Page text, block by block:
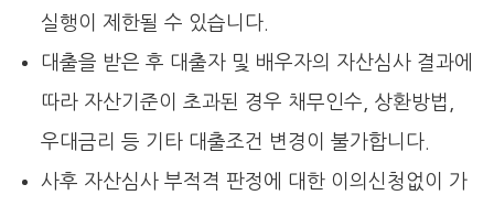
실행이 제한될 수 있습니다.
대출을 받은 후 대출자 및 배우자의 자산심사 결과에
따라 자산기준이 초과된 경우 채무인수, 상환방법,
우대금리 등 기타 대출조건 변경이 불가합니다.
사후 자산심사 부적격 판정에 대한 이의신청없이 가